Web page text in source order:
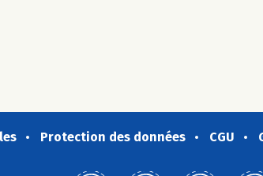
Protection des données CGU